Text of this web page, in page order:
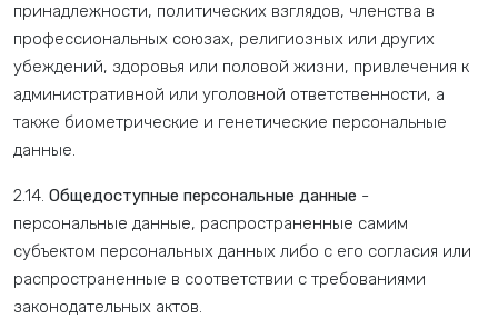
принадлежности, политических взглядов, членства в
профессиональных союзах, религиозных или других
убеждений, здоровья или половой жизни, привлечения к
административной или уголовной ответственности, а
также биометрические и генетические персональные
данные.
2.14. Общедоступные персональные данные -
персональные данные, распространенные самим
субъектом персональных данных либо с его согласия или
распространенные в соответствии с требованиями
законодательных актов.